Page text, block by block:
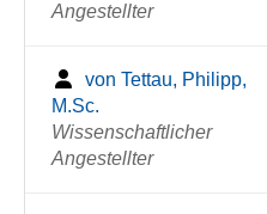
Angestellter
von Tettau, Philipp,
M.Sc.
Wissenschaftlicher
Angestellter